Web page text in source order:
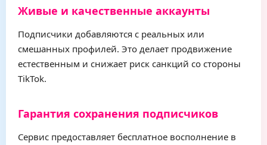
Живые и качественные аккаунты
Подписчики добавляются с реальных или
смешанных профилей. Это делает продвижение
естественным и снижает риск санкций со стороны
TikTok.
Гарантия сохранения подписчиков
Сервис предоставляет бесплатное восполнение в